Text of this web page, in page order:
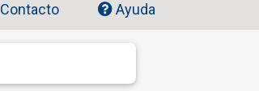
Contacto Ayuda